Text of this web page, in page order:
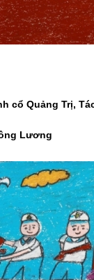
cổ Quảng Trị,
Lương